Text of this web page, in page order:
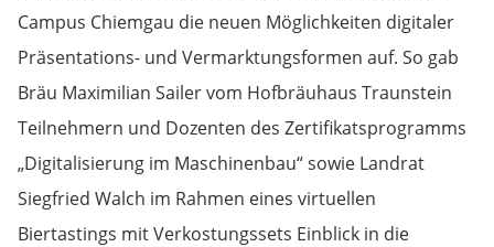
Campus Chiemgau die neuen Möglichkeiten digitaler
Präsentations- und Vermarktungsformen auf. So gab
Bräu Maximilian Sailer vom Hofbräuhaus Traunstein
Teilnehmern und Dozenten des Zertifikatsprogramms
„Digitalisierung im Maschinenbau“ sowie Landrat
Siegfried Walch im Rahmen eines virtuellen
Biertastings mit Verkostungssets Einblick in die